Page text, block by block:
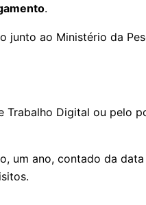
.
junto ao Ministério da
Digital ou pelo
um ano, contado da